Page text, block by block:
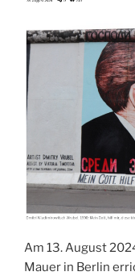
Am 13. August
Mauer in Berlin